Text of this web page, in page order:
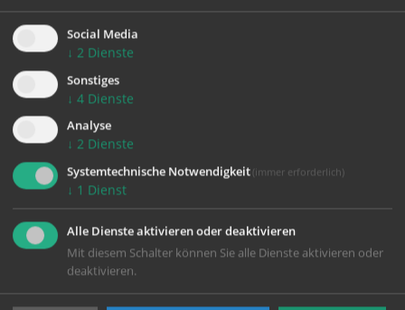
Fotos: Claudia Huemer
PALMSONNTAG
Social Media
↓ 2 Dienste
Sonstiges
↓ 4 Dienste
Analyse
↓ 2 Dienste
Systemtechnische Notwendigkeit (immer erforderlich)
↓ 1 Dienst
Alle Dienste aktivieren oder deaktivieren
Mit diesem Schalter können Sie alle Dienste aktivieren oder
deaktivieren.